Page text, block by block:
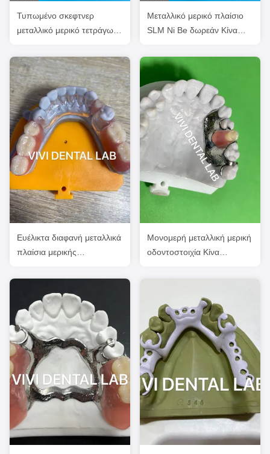
Τυπωμένο σκεφτνερ
μεταλλικό μερικό τετράγωνο
προσαρμοσμένη
Μεταλλικό μερικό πλαίσιο
SLM Ni Be δωρεάν Κίνα
Ευέλικτα διαφανή μεταλλικά
πλαίσια μερικής
αισθητική
Μονομερή μεταλλική μερική
οδοντοστοιχία Κίνα